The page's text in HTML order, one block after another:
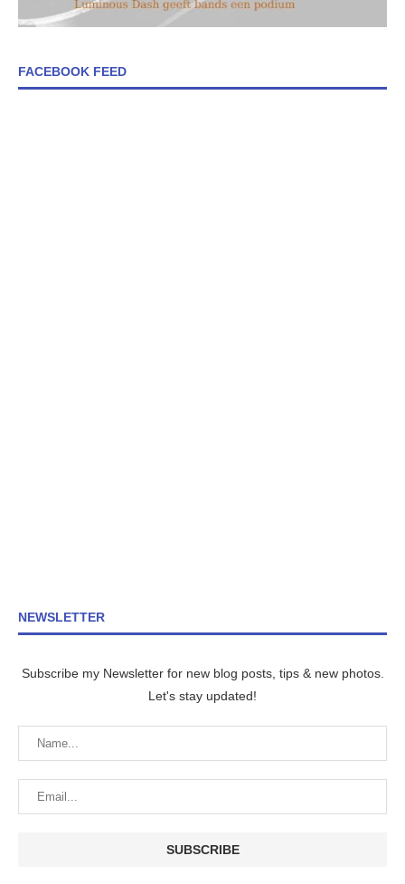
FACEBOOK FEED
NEWSLETTER
Subscribe my Newsletter for new blog posts, tips & new photos.
Let's stay updated!